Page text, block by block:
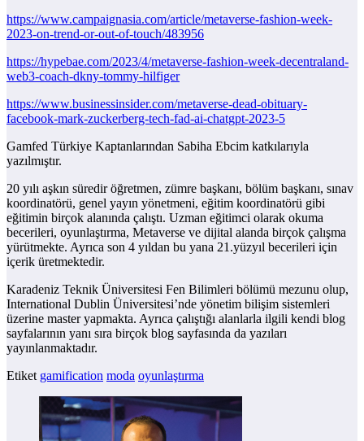
https://www.campaignasia.com/article/metaverse-fashion-week-
2023-on-trend-or-out-of-touch/483956
https://hypebae.com/2023/4/metaverse-fashion-week-decentraland-
web3-coach-dkny-tommy-hilfiger
https://www.businessinsider.com/metaverse-dead-obituary-
facebook-mark-zuckerberg-tech-fad-ai-chatgpt-2023-5
Gamfed Türkiye Kaptanlarından Sabiha Ebcim katkılarıyla
yazılmıştır.
20 yılı aşkın süredir öğretmen, zümre başkanı, bölüm başkanı, sınav
koordinatörü, genel yayın yönetmeni, eğitim koordinatörü gibi
eğitimin birçok alanında çalıştı. Uzman eğitimci olarak okuma
becerileri, oyunlaştırma, Metaverse ve dijital alanda birçok çalışma
yürütmekte. Ayrıca son 4 yıldan bu yana 21.yüzyıl becerileri için
içerik üretmektedir.
Karadeniz Teknik Üniversitesi Fen Bilimleri bölümü mezunu olup,
International Dublin Üniversitesi’nde yönetim bilişim sistemleri
üzerine master yapmakta. Ayrıca çalıştığı alanlarla ilgili kendi blog
sayfalarının yanı sıra birçok blog sayfasında da yazıları
yayınlanmaktadır.
Etiket gamification moda oyunlaştırma